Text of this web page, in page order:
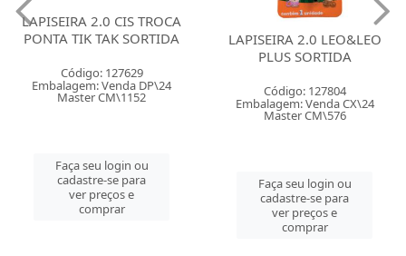
LAPISEIRA 2.0 CIS TROCA
PONTA TIK TAK SORTIDA
Código: 127629
Embalagem: Venda DP\24
Master CM\1152
Faça seu login ou
cadastre-se para
ver preços e
comprar
LAPISEIRA 2.0 LEO&LEO
PLUS SORTIDA
Código: 127804
Embalagem: Venda CX\24
Master CM\576
Faça seu login ou
cadastre-se para
ver preços e
comprar